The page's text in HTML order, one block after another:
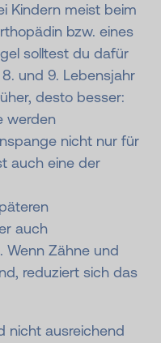
Kindern meist beim
bzw. eines
solltest du dafür
und 9. Lebensjahr
desto besser:
werden
nicht nur für
auch eine der
auch
Wenn Zähne und
reduziert sich das
nicht ausreichend